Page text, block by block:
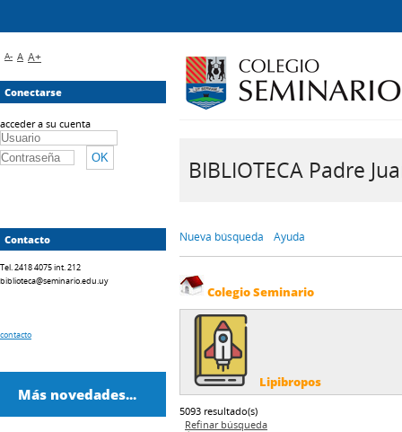
BIBLIOTECA Padre
Nueva búsqueda Ayuda
Colegio Seminario
Lipibropos
5093 resultado(s)
Refinar búsqueda
A- A A+
Conectarse
acceder a su cuenta
Contacto
Tel. 2418 4075 int. 212
biblioteca@seminario.edu.uy
contacto
Más novedades...